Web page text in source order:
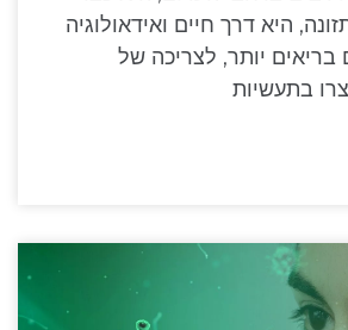
היא דרך חיים ואידאולוגיה
יותר, לצריכה של
בתעשיות